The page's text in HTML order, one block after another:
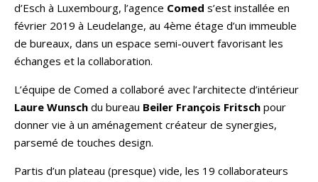
d’Esch à Luxembourg, l’agence Comed s’est installée en
février 2019 à Leudelange, au 4ème étage d’un immeuble
de bureaux, dans un espace semi-ouvert favorisant les
échanges et la collaboration.
L’équipe de Comed a collaboré avec l’architecte d’intérieur
Laure Wunsch du bureau Beiler François Fritsch pour
donner vie à un aménagement créateur de synergies,
parsemé de touches design.
Partis d’un plateau (presque) vide, les 19 collaborateurs